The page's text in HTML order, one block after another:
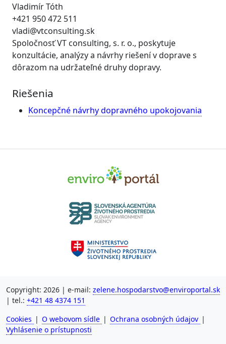
Vladimír Tóth
+421 950 472 511
vladi@vtconsulting.sk
Spoločnosť VT consulting, s. r. o., poskytuje
konzultácie, analýzy a návrhy riešení v doprave s
dôrazom na udržateľné druhy dopravy.
Riešenia
Koncepčné návrhy dopravného upokojovania
Copyright: 2026 | e-mail: zelene.hospodarstvo@enviroportal.sk
| tel.: +421 48 4374 151
Cookies | O webovom sídle | Ochrana osobných údajov |
Vyhlásenie o prístupnosti